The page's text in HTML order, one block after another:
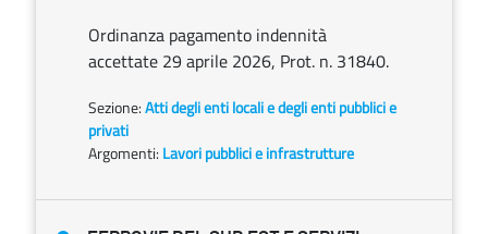
Ordinanza pagamento indennità
accettate 29 aprile 2026, Prot. n. 31840.
Sezione:Atti degli enti locali e degli enti pubblici e
privati
Argomenti: Lavori pubblici e infrastrutture